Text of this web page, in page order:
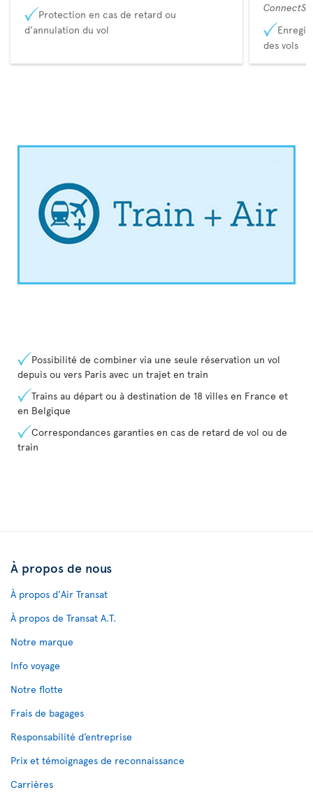
Protection en cas de retard ou
d’annulation du vol
des vols
Possibilité de combiner via une seule réservation un vol
depuis ou vers Paris avec un trajet en train
Trains au départ ou à destination de 18 villes en France et
en Belgique
Correspondances garanties en cas de retard de vol ou de
train
À propos de nous
À propos d'Air Transat
À propos de Transat A.T.
Notre marque
Info voyage
Notre flotte
Frais de bagages
Responsabilité d’entreprise
Prix et témoignages de reconnaissance
Carrières